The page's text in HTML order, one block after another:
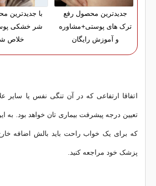
جدیدترین محصول رفع
ترک های پوستی+مشاوره
و آموزش رایگان
با جدیدترین
شر خشکی
خلاص
اتفاقا ارتفاعی که در آن تنگی نفس یا سایر
تعیین درجه پیشرفت بیماری تان خواهد بود. به
که برای یک خواب راحت باید بالش اضافه خارج
پزشک خود مراجعه کنید.